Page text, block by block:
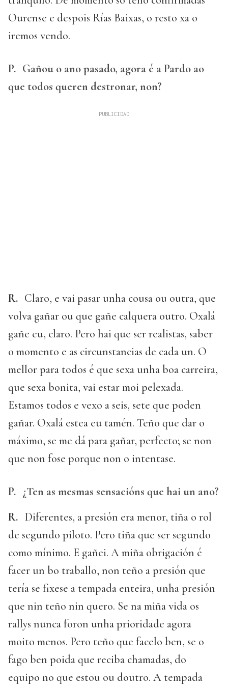
Ourense e despois Rías Baixas, o resto xa o
iremos vendo.
P. Gañou o ano pasado, agora é a Pardo ao
que todos queren destronar, non?
R. Claro, e vai pasar unha cousa ou outra, que
volva gañar ou que gañe calquera outro. Oxalá
gañe eu, claro. Pero hai que ser realistas, saber
o momento e as circunstancias de cada un. O
mellor para todos é que sexa unha boa carreira,
que sexa bonita, vai estar moi pelexada.
Estamos todos e vexo a seis, sete que poden
gañar. Oxalá estea eu tamén. Teño que dar o
máximo, se me dá para gañar, perfecto; se non
que non fose porque non o intentase.
P. ¿Ten as mesmas sensacións que hai un ano?
R. Diferentes, a presión era menor, tiña o rol
de segundo piloto. Pero tiña que ser segundo
como mínimo. E gañei. A miña obrigación é
facer un bo traballo, non teño a presión que
tería se fixese a tempada enteira, unha presión
que nin teño nin quero. Se na miña vida os
rallys nunca foron unha prioridade agora
moito menos. Pero teño que facelo ben, se o
fago ben poida que reciba chamadas, do
equipo no que estou ou doutro. A tempada